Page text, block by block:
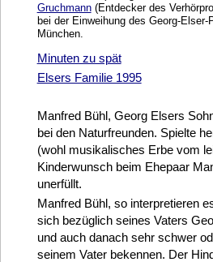
Gruchmann(Entdecker des
bei der Einweihung des Georg-Elser-
München.
Minuten zu spät
Elsers Familie 1995
Manfred Bühl, Georg Elsers
bei den Naturfreunden. Spielte
(wohl musikalisches Erbe vom
Kinderwunsch beim Ehepaar
unerfüllt.
Manfred Bühl, so interpretieren
sich bezüglich seines Vaters
und auch danach sehr schwer
seinem Vater bekennen. Der